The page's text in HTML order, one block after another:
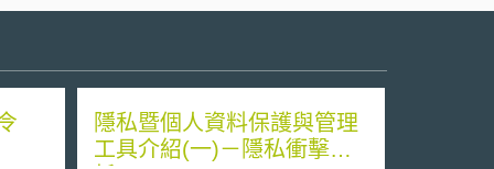
隱私暨個人資料保護與管理
工具介紹(一)－隱私衝擊分